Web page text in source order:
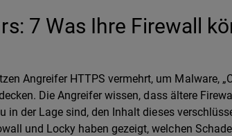
7 Was Ihre Firewall
Angreifer HTTPS vermehrt, um Malware,
Die Angreifer wissen, dass ältere
in der Lage sind, den Inhalt dieses
und Locky haben gezeigt, welchen